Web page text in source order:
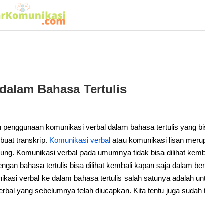
Bahasa Tertulis
komunikasi verbal dalam bahasa tertulis yang
transkrip. Komunikasi verbalatau komunikasi lisan
Komunikasi verbal pada umumnya tidak bisa dilihat
bahasa tertulis bisa dilihat kembali kapan saja dalam
verbal ke dalam bahasa tertulis salah satunya adalah
yang sebelumnya telah diucapkan. Kita tentu juga sudah